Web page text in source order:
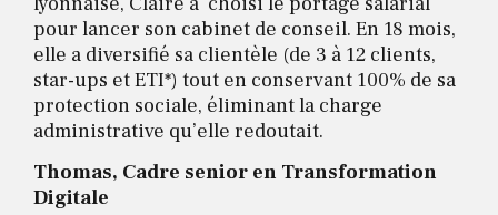
pour lancer son cabinet de conseil. En 18 mois,
elle a diversifié sa clientèle (de 3 à 12 clients,
star-ups et ETI*) tout en conservant 100% de sa
protection sociale, éliminant la charge
administrative qu’elle redoutait.
Thomas, Cadre senior en Transformation
Digitale